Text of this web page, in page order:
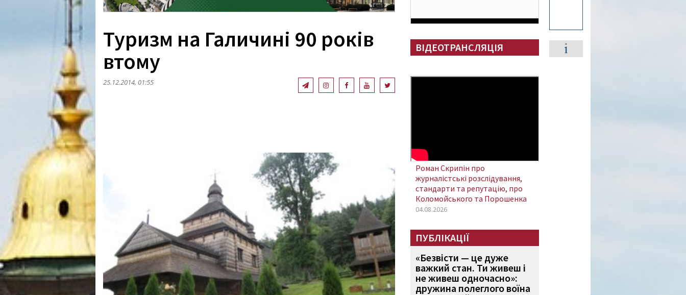
Туризм на Галичині 90 років
втому
25.12.2014, 01:55
ВІДЕОТРАНСЛЯЦІЯ
Роман Скрипін про
журналістські розслідування,
стандарти та репутацію, про
Коломойського та Порошенка
04.08.2026
ПУБЛІКАЦІЇ
«Безвісти — це дуже
важкий стан. Ти живеш і
не живеш одночасно»:
дружина полеглого воїна